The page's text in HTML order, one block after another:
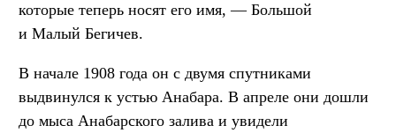
которые теперь носят его имя, — Большой
и Малый Бегичев.
В начале 1908 года он с двумя спутниками
выдвинулся к устью Анабара. В апреле они дошли
до мыса Анабарского залива и увидели